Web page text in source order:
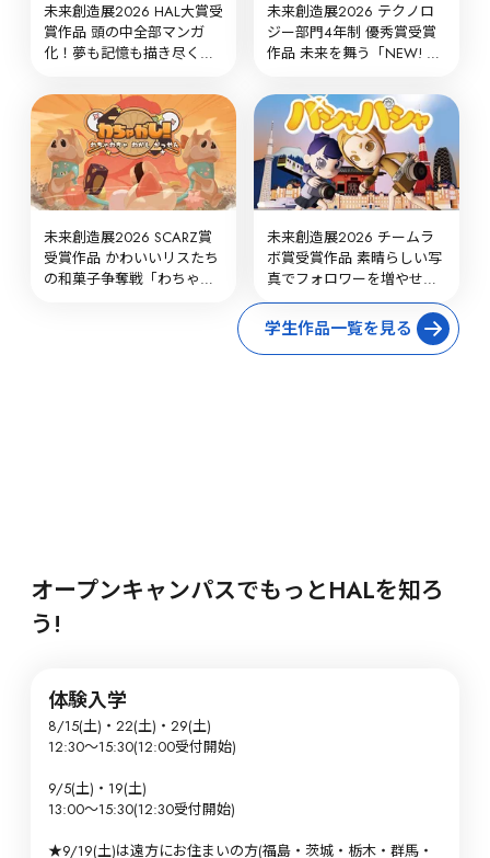
未来創造展2026 HAL大賞受
賞作品 頭の中全部マンガ
化！夢も記憶も描き尽くせ
未来創造展2026 テクノロ
ジー部門4年制 優秀賞受賞
作品 未来を舞う「NEW!
未来創造展2026 SCARZ賞
受賞作品 かわいいリスたち
の和菓子争奪戦「わちゃが
未来創造展2026 チームラ
ボ賞受賞作品 素晴らしい写
真でフォロワーを増やせ！
「パシャパシャ」
学生作品一覧を見る
オープンキャンパスでもっとHALを知ろ
う!
体験入学
8/15(土)・22(土)・29(土)
12:30～15:30(12:00受付開始)
9/5(土)・19(土)
13:00〜15:30(12:30受付開始)
★9/19(土)は遠方にお住まいの方(福島・茨城・栃木・群馬・